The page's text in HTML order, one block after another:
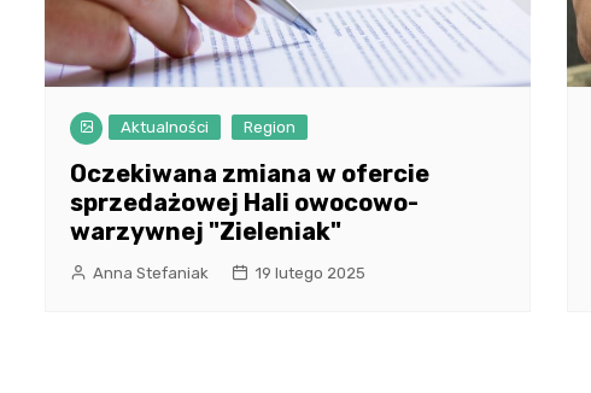
Aktualności Region
Oczekiwana zmiana w ofercie
sprzedażowej Hali owocowo-
warzywnej "Zieleniak"
Anna Stefaniak 19 lutego 2025